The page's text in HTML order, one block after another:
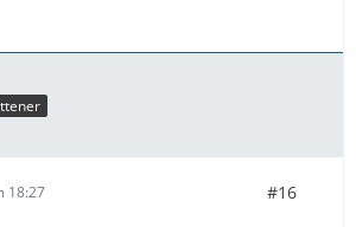
18:27 #16